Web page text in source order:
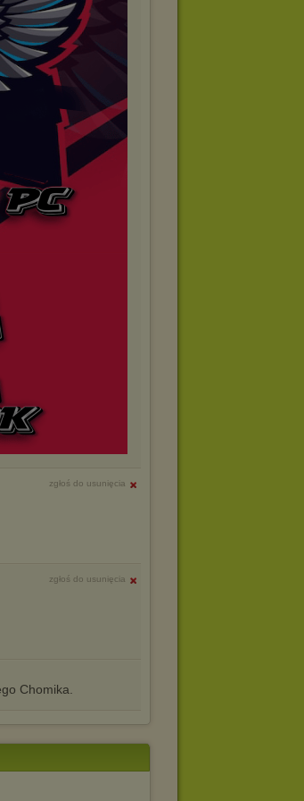
zgłoś do usunięcia
zgłoś do usunięcia
Chomika.